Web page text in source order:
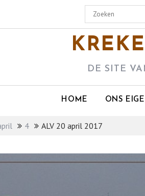
DE SITE
HOME ONS
4 ALV 20 april 2017